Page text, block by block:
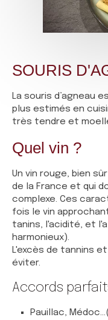
SOURIS
La souris d’agneau
plus estimés en
très tendre et
Quel vin ?
Un vin rouge, bien
de la France et qui
complexe. Ces
fois le vin
tanins, l'acidité, et
harmonieux).
L'excès de tannins
éviter.
Accords
Pauillac,